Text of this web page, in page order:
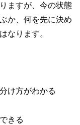
ますが、今の状態
か、何を先に決め
なります。
け方がわかる
きる